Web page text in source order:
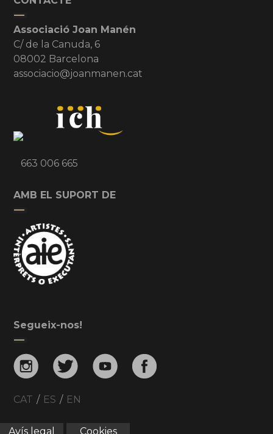
Associació Joan Manén
C/ de la Canuda, 6
08002 Barcelona
associacio@joanmanen.cat
663 006 665
AMB EL SUPORT DE
Segueix-nos!
CAT / ES / EN
Avís legal Cookies